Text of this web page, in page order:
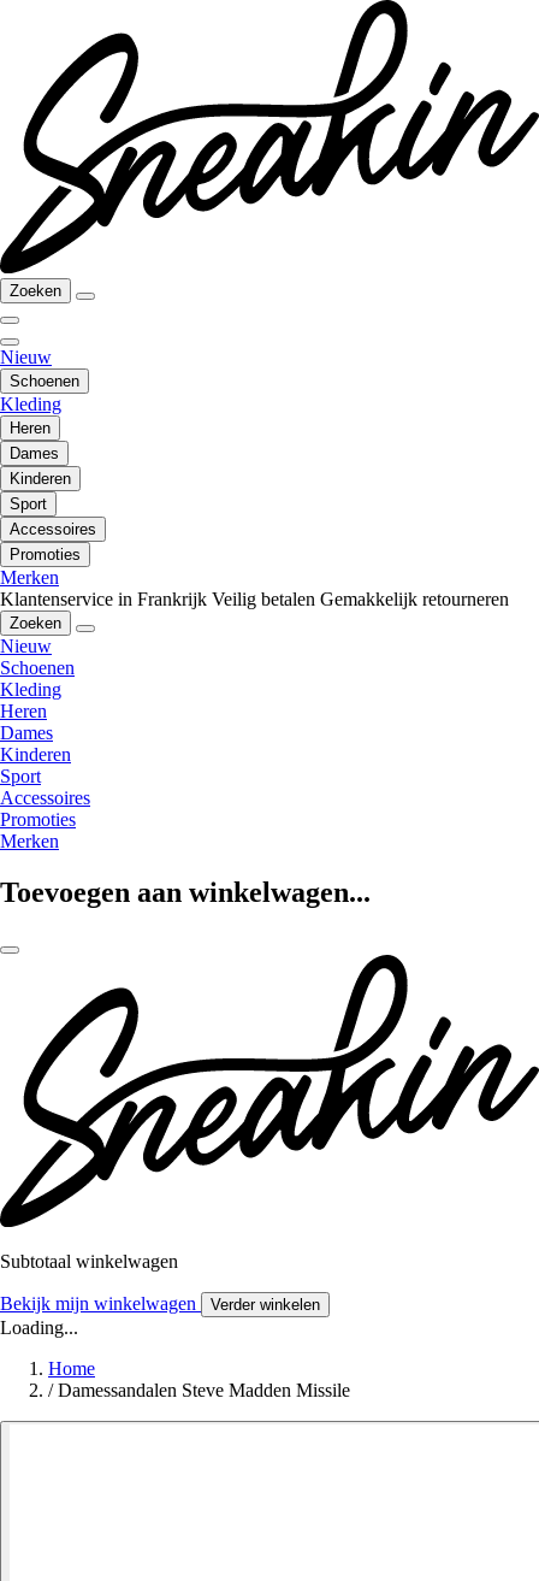
Zoeken
Nieuw
Schoenen
Kleding
Heren
Dames
Kinderen
Sport
Accessoires
Promoties
Merken
Klantenservice in Frankrijk Veilig betalen Gemakkelijk retourneren
Zoeken
Nieuw
Schoenen
Kleding
Heren
Dames
Kinderen
Sport
Accessoires
Promoties
Merken
Toevoegen aan winkelwagen...
Subtotaal winkelwagen
Bekijk mijn winkelwagen Verder winkelen
Loading...
Home
/ Damessandalen Steve Madden Missile